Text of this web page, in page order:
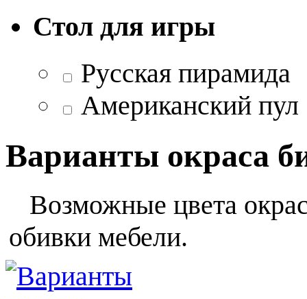
Стол для игры
Русская пирамида
Американский пул
Варианты окраса
Возможные цвета
обивки мебели.